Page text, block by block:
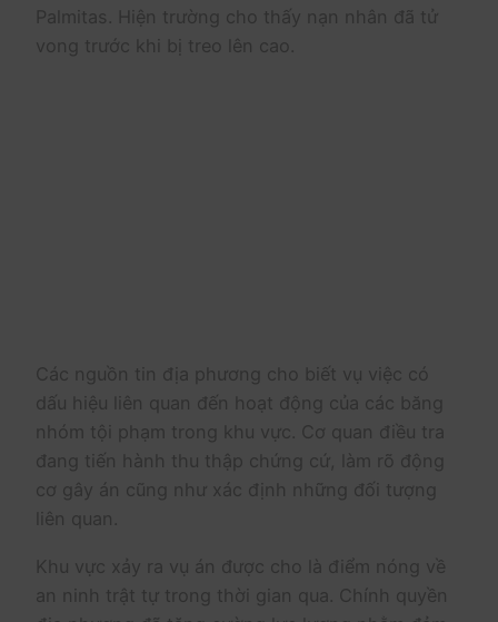
Palmitas. Hiện trường cho thấy nạn nhân đã tử
vong trước khi bị treo lên cao.
Các nguồn tin địa phương cho biết vụ việc có
dấu hiệu liên quan đến hoạt động của các băng
nhóm tội phạm trong khu vực. Cơ quan điều tra
đang tiến hành thu thập chứng cứ, làm rõ động
cơ gây án cũng như xác định những đối tượng
liên quan.
Khu vực xảy ra vụ án được cho là điểm nóng về
an ninh trật tự trong thời gian qua. Chính quyền